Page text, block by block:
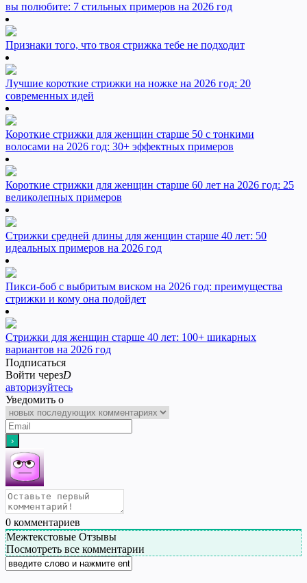
вы полюбите: 7 стильных примеров на 2026 год
Признаки того, что твоя стрижка тебе не подходит
Лучшие короткие стрижки на ножке на 2026 год: 20
современных идей
Короткие стрижки для женщин старше 50 с тонкими
волосами на 2026 год: 30+ эффектных примеров
Короткие стрижки для женщин старше 60 лет на 2026 год: 25
великолепных примеров
Стрижки средней длины для женщин старше 40 лет: 50
идеальных примеров на 2026 год
Пикси-боб с выбритым виском на 2026 год: преимущества
стрижки и кому она подойдет
Стрижки для женщин старше 40 лет: 100+ шикарных
вариантов на 2026 год
Подписаться
Войти черезD
авторизуйтесь
Уведомить о
0 комментариев
Межтекстовые Отзывы
Посмотреть все комментарии